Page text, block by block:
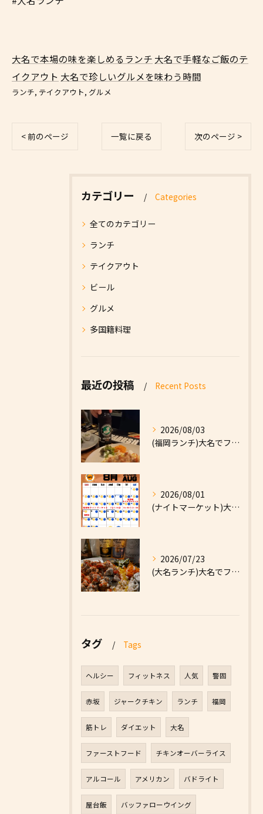
大名で本場の味を楽しめるランチ 大名で手軽なご飯のテ
イクアウト 大名で珍しいグルメを味わう時間
ランチ テイクアウト グルメ
< 前のページ 一覧に戻る 次のページ >
カテゴリー Categories
全てのカテゴリー
ランチ
テイクアウト
ビール
グルメ
多国籍料理
最近の投稿 Recent Posts
2026/08/03
(福岡ランチ)大名でファーストフードなら|High Five...
2026/08/01
(ナイトマーケット)大名でファーストフードなら|High F...
2026/07/23
(大名ランチ)大名でファーストフードなら|High Five...
タグ Tags
ヘルシー フィットネス 人気 警固
赤坂 ジャークチキン ランチ 福岡
筋トレ ダイエット 大名
ファーストフード チキンオーバーライス
アルコール アメリカン バドライト
屋台飯 バッファローウイング